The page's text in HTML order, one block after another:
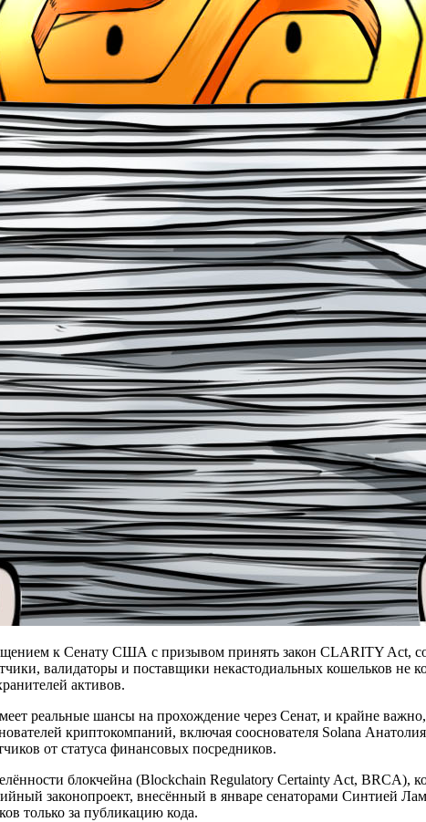
к Сенату США с призывом принять закон CLARITY Act,
валидаторы и поставщики некастодиальных кошельков не
активов.
реальные шансы на прохождение через Сенат, и крайне
криптокомпаний, включая сооснователя Solana
от статуса финансовых посредников.
блокчейна (Blockchain Regulatory Certainty Act, BRCA),
законопроект, внесённый в январе сенаторами Синтией
только за публикацию кода.